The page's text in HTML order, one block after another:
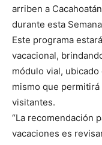
arriben a
durante esta
Este programa
vacacional,
módulo vial,
mismo que
visitantes.
“La recomendación
vacaciones es